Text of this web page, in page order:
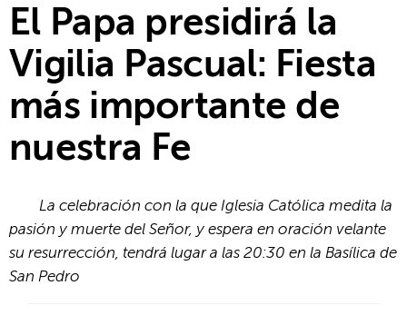
El Papa presidirá la
Vigilia Pascual: Fiesta
más importante de
nuestra Fe
La celebración con la que Iglesia Católica medita la
pasión y muerte del Señor, y espera en oración velante
su resurrección, tendrá lugar a las 20:30 en la Basílica de
San Pedro